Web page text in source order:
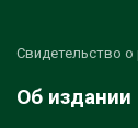
Свидетельство
Об издании